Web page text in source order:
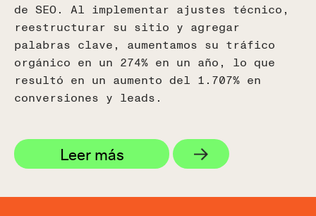
de SEO. Al implementar ajustes técnico,
reestructurar su sitio y agregar
palabras clave, aumentamos su tráfico
orgánico en un 274% en un año, lo que
resultó en un aumento del 1.707% en
conversiones y leads.
Leer más